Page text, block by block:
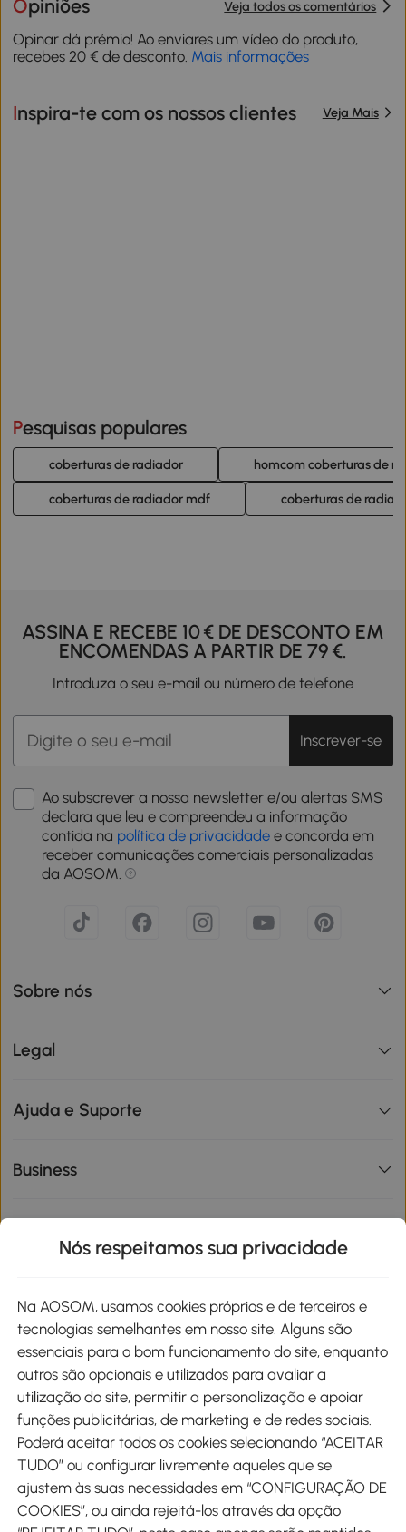
Opiniões Veja todos os comentários
Opinar dá prémio! Ao enviares um vídeo do produto,
recebes 20 € de desconto. Mais informações
Inspira-te com os nossos clientes Veja Mais
Pesquisas populares
coberturas de radiador homcom coberturas de
coberturas de radiador mdf coberturas de
ASSINA E RECEBE 10 € DE DESCONTO EM
ENCOMENDAS A PARTIR DE 79 €.
Introduza o seu e-mail ou número de telefone
Inscrever-se
Ao subscrever a nossa newsletter e/ou alertas SMS
declara que leu e compreendeu a informação
contida na política de privacidade e concorda em
receber comunicações comerciais personalizadas
da AOSOM.
Sobre nós
Legal
Ajuda e Suporte
Business
Métodos de pagamento
Envio
Nós respeitamos sua privacidade
Na AOSOM, usamos cookies próprios e de terceiros e
tecnologias semelhantes em nosso site. Alguns são
essenciais para o bom funcionamento do site, enquanto
outros são opcionais e utilizados para avaliar a
utilização do site, permitir a personalização e apoiar
funções publicitárias, de marketing e de redes sociais.
Poderá aceitar todos os cookies selecionando “ACEITAR
TUDO” ou configurar livremente aqueles que se
ajustem às suas necessidades em “CONFIGURAÇÃO DE
COOKIES”, ou ainda rejeitá-los através da opção